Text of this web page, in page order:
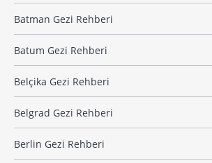
Batman Gezi Rehberi
Batum Gezi Rehberi
Belçika Gezi Rehberi
Belgrad Gezi Rehberi
Berlin Gezi Rehberi